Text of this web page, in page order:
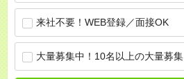
来社不要！WEB登録／面接OK
大量募集中！10名以上の大量募集